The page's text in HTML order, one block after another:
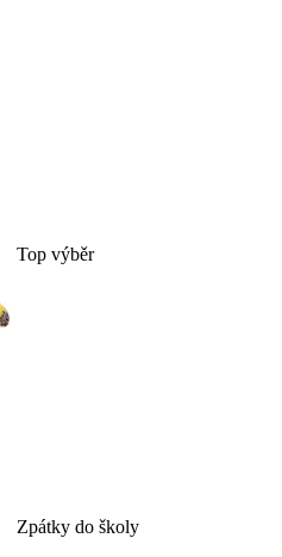
Top výběr
Zpátky do školy